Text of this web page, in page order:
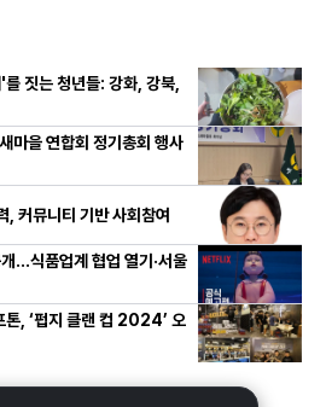
짓는 청년들: 강화, 강북,
을 연합회 정기총회 행사
, 커뮤니티 기반 사회참여
…식품업계 협업 열기·서울
톤, ‘펍지 클랜 컵 2024’ 오